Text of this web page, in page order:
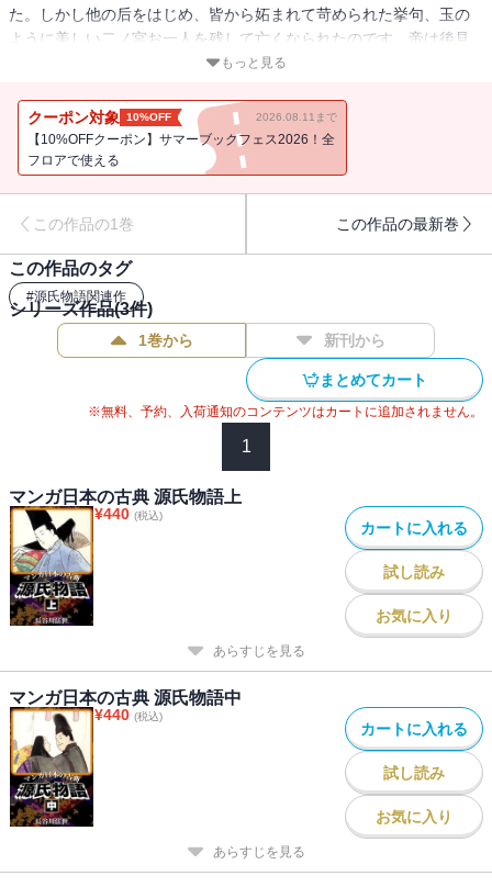
た。しかし他の后をはじめ、皆から妬まれて苛められた挙句、玉の
ように美しい二ノ宮お一人を残して亡くなられたのです。帝は後見
のない皇子を臣籍に下して、源の姓を与えました。以後この皇子
結婚するのですが、心の中では藤壺の宮を慕い、やがてこの想いは
苦しい恋へと・・・・・・。
もっと見る
クーポン対象 10%OFF 2026.08.11まで
【10%OFFクーポン】サマーブックフェス2026！全
フロアで使える
この作品の1巻 この作品の最新巻
この作品のタグ
#源氏物語関連作
シリーズ作品(3件)
1巻から 新刊から
まとめてカート
※無料、予約、入荷通知のコンテンツはカートに追加されません。
1
マンガ日本の古典 源氏物語上
¥440 (税込)
カートに入れる
試し読み
お気に入り
あらすじを見る
マンガ日本の古典 源氏物語中
¥440 (税込)
カートに入れる
試し読み
お気に入り
あらすじを見る